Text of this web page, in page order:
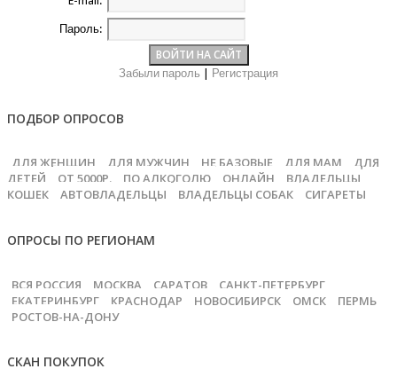
Пароль:
Забыли пароль Регистрация
ПОДБОР ОПРОСОВ
ДЛЯ ЖЕНЩИН ДЛЯ МУЖЧИН НЕ БАЗОВЫЕ ДЛЯ МАМ
ДЛЯ
ДЕТЕЙ
ОТ 5000Р. ПО АЛКОГОЛЮ ОНЛАЙН
ВЛАДЕЛЬЦЫ
КОШЕК
АВТОВЛАДЕЛЬЦЫ ВЛАДЕЛЬЦЫ СОБАК СИГАРЕТЫ
ОПРОСЫ ПО РЕГИОНАМ
ВСЯ РОССИЯ МОСКВА САРАТОВ
САНКТ-ПЕТЕРБУРГ
ЕКАТЕРИНБУРГ
КРАСНОДАР НОВОСИБИРСК ОМСК
ПЕРМЬ
РОСТОВ-НА-ДОНУ
СКАН ПОКУПОК